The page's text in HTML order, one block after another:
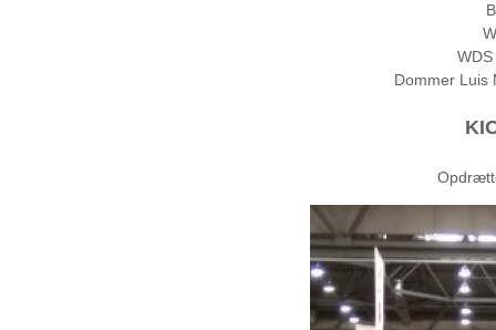
Dommer Luis